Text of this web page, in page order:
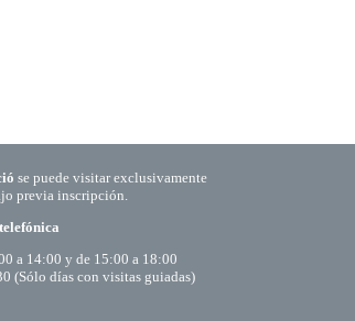
se puede visitar exclusivamente
previa inscripción.
a 14:00 y de 15:00 a 18:00
(Sólo días con visitas guiadas)